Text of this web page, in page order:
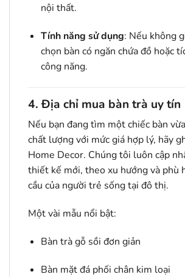
nội thất.
Tính năng sử dụng: Nếu không
chọn bàn có ngăn chứa đồ hoặc
công năng.
4. Địa chỉ mua bàn trà uy tín
Nếu bạn đang tìm một chiếc bàn
chất lượng với mức giá hợp lý, hãy
Home Decor. Chúng tôi luôn cập
thiết kế mới, theo xu hướng và phù
cầu của người trẻ sống tại đô thị.
Một vài mẫu nổi bật:
Bàn trà gỗ sồi đơn giản
Bàn mặt đá phối chân kim loại